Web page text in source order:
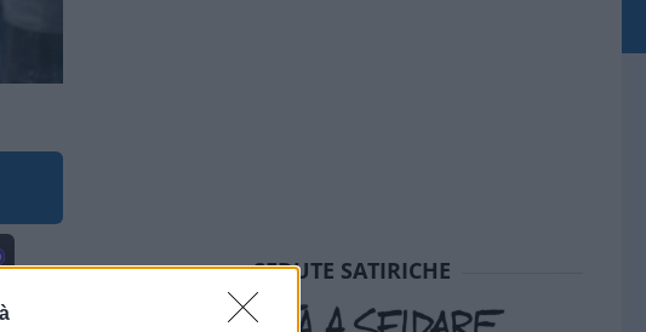
SEDUTE SATIRICHE